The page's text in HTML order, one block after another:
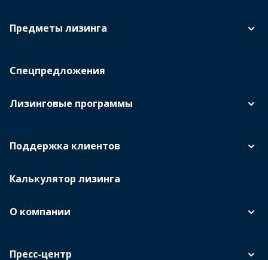
Предметы лизинга
Спецпредложения
Лизинговые программы
Поддержка клиентов
Калькулятор лизинга
О компании
Пресс-центр